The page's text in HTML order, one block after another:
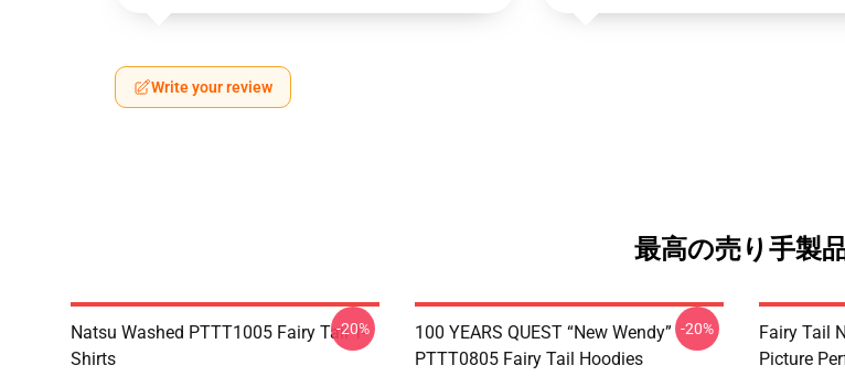
Write your review
最高の売り手製
Natsu Washed PTTT1005 Fairy Tail T-
Shirts
-20%
100 YEARS QUEST “New Wendy”
PTTT0805 Fairy Tail Hoodies
-20%
Fairy Tail
Picture